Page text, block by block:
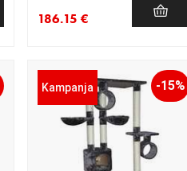
186.15 €
Kampanja -15%